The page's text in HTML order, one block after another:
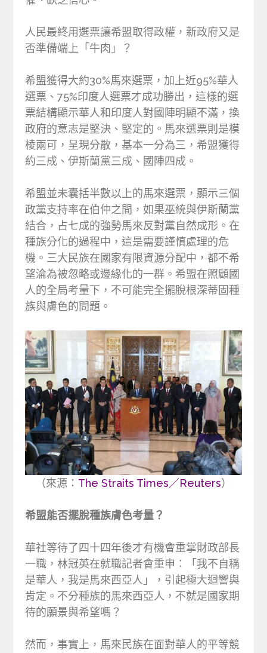
人民最終用選票讓希盟取得政權，新政府又是
否準備端上「牛肉」？
希盟獲得大約30%馬來選票，加上近95%華人
選票、75%印度人選票才成功勝出，這樣的選
票結構顯示華人和印度人對國陣明顯不滿，換
政府的意志是堅決、堅定的。馬來選票則是模
棱兩可，呈現分散，基本一分為三，希盟獲得
約三成、伊斯蘭黨三成、國陣四成。
希盟並未囊括半數以上的馬來選票，顯示三個
政黨支持率在伯仲之間，如果巫統與伊斯蘭黨
結合，占七成的強勢馬來反對黨自然成形。在
種族分化的過程中，這是需要謹慎處理的危
機。三大民族在國家有限資源分配中，都不希
望淪為被忽略或邊緣化的一群。希盟在照顧國
人的全局考量下，不可能完全擺脫根深蒂固種
族與膚色的問題。
（來源： The Straits Times／Reuters）
希盟能否擺脫種族膚色考量？
華社等待了四十四年後才有機會重掌財政部長
一職，林冠英在就職記者會重申：「我不自稱
是華人，我是馬來西亞人」，引起極大迴響與
肯定。不分種族的馬來西亞人，不就是國家期
待的願景與希望嗎？
然而，事實上，馬來民族在面對華人的平等競